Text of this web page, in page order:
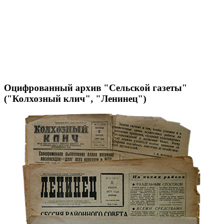
Оцифрованный архив "Сельской газеты"
("Колхозный клич", "Ленинец")